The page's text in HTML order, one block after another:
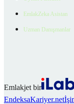
EmlakZeka Asistan
Uzman Danışmanlar
Emlakjet bir
EndeksaKariyer.net